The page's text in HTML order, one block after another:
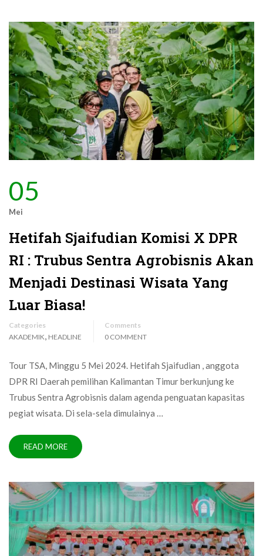
05
Mei
Hetifah Sjaifudian Komisi X DPR
RI : Trubus Sentra Agrobisnis Akan
Menjadi Destinasi Wisata Yang
Luar Biasa!
Categories
AKADEMIK, HEADLINE
Comments
0 COMMENT
Tour TSA, Minggu 5 Mei 2024. Hetifah Sjaifudian , anggota
DPR RI Daerah pemilihan Kalimantan Timur berkunjung ke
Trubus Sentra Agrobisnis dalam agenda penguatan kapasitas
pegiat wisata. Di sela-sela dimulainya …
READ MORE